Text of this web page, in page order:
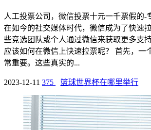
人工投票公司，微信投票十元一千票假的-
在如今的社交媒体时代，微信成为了快速
些竞选团队或个人通过微信来获取更多支
应该如何在微信上快速拉票呢？ 首先，一
常重要。这些真实的...
2023-12-11 375 篮球世界杯在哪里举行